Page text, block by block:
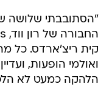
"הסתובבתי שלושה
קית ריצ'ארדס. כל
ואולמי הופעות,
הלהקה כמעט לא